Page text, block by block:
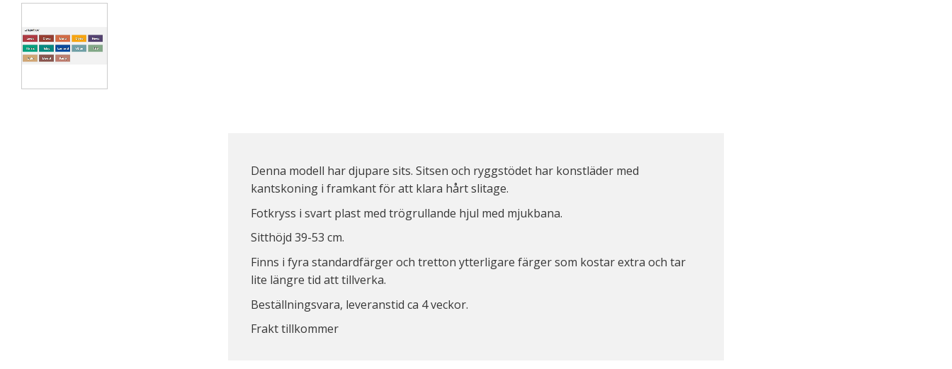
Denna modell har djupare sits. Sitsen och ryggstödet har konstläder med
kantskoning i framkant för att klara hårt slitage.
Fotkryss i svart plast med trögrullande hjul med mjukbana.
Sitthöjd 39-53 cm.
Finns i fyra standardfärger och tretton ytterligare färger som kostar extra och tar
lite längre tid att tillverka.
Beställningsvara, leveranstid ca 4 veckor.
Frakt tillkommer